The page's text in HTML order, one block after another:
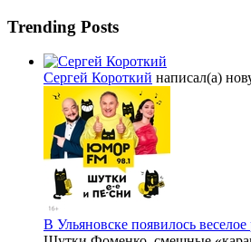
Trending Posts
Сергей Короткий написал(а)
В Ульяновске появилось веселое